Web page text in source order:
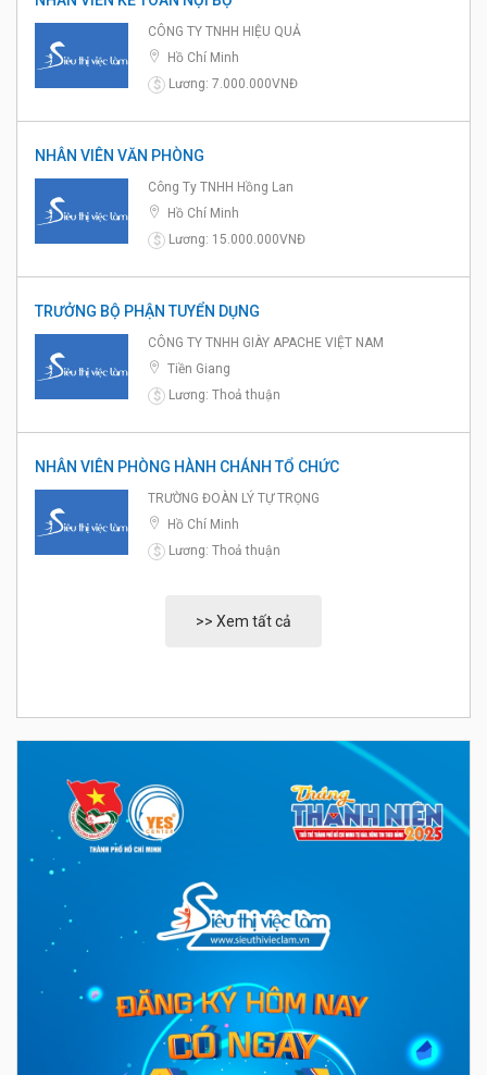
CÔNG TY TNHH HIỆU QUẢ
Hồ Chí Minh
$
Lương: 7.000.000VNĐ
NHÂN VIÊN VĂN PHÒNG
Công Ty TNHH Hồng Lan
Hồ Chí Minh
$
Lương: 15.000.000VNĐ
TRƯỞNG BỘ PHẬN TUYỂN DỤNG
CÔNG TY TNHH GIÀY APACHE VIỆT NAM
Tiền Giang
$
Lương: Thoả thuận
NHÂN VIÊN PHÒNG HÀNH CHÁNH TỔ CHỨC
TRƯỜNG ĐOÀN LÝ TỰ TRỌNG
Hồ Chí Minh
$
Lương: Thoả thuận
>> Xem tất cả